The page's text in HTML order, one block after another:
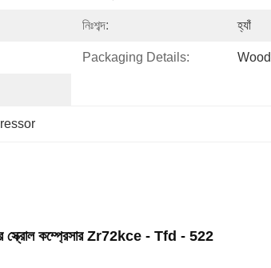
নিঃশব্দ: হ্যাঁ
Packaging Details:
স্ক্রোল কম্প্রেসার Zr72kce - Tfd - 522